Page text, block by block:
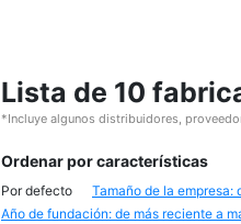
Lista de 10
*Incluye algunos distribuidores,
Ordenar por características
Por defecto Tamaño de la empresa:
Año de fundación: de más reciente a